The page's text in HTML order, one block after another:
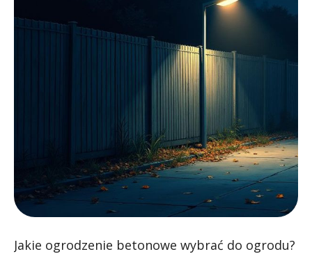
Jakie ogrodzenie betonowe wybrać do ogrodu?